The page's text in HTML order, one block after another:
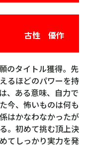
古性 優作
のタイトル獲得。先
るほどのパワーを持
、ある意味、自力で
今、怖いものは何も
はかなわなかったが
。初めて挑む頂上決
てしっかり実力を発